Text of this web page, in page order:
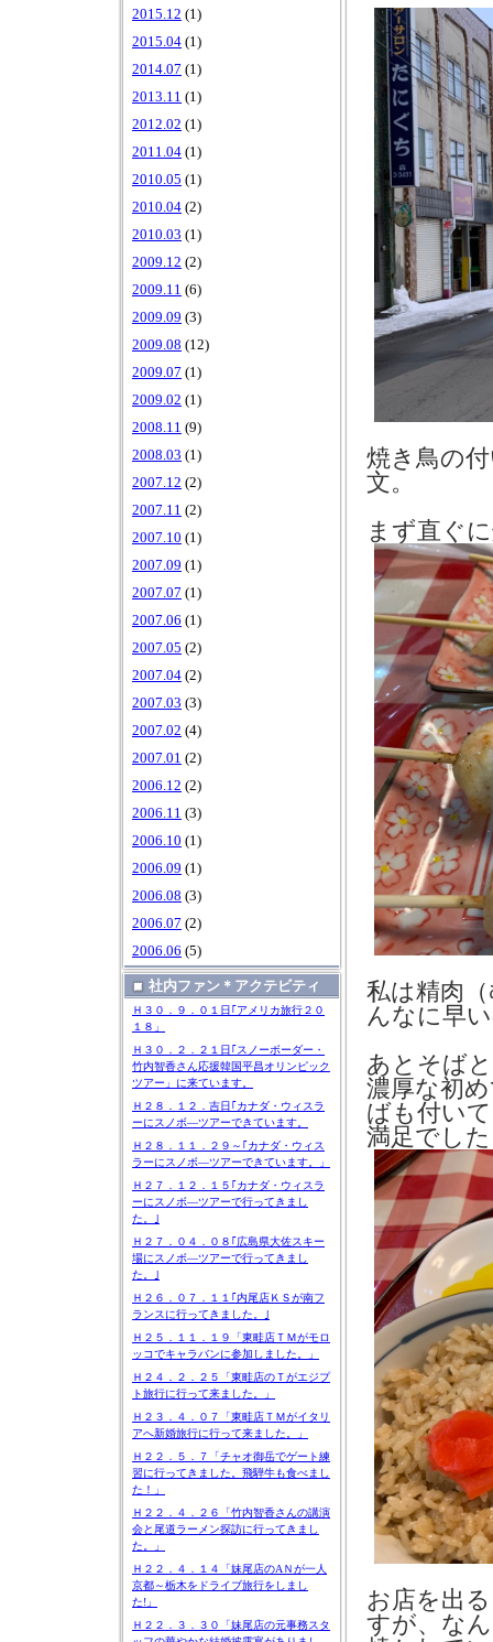
2015.12 (1)
2015.04 (1)
2014.07 (1)
2013.11 (1)
2012.02 (1)
2011.04 (1)
2010.05 (1)
2010.04 (2)
2010.03 (1)
2009.12 (2)
2009.11 (6)
2009.09 (3)
2009.08 (12)
2009.07 (1)
2009.02 (1)
2008.11 (9)
2008.03 (1)
2007.12 (2)
2007.11 (2)
2007.10 (1)
2007.09 (1)
2007.07 (1)
2007.06 (1)
2007.05 (2)
2007.04 (2)
2007.03 (3)
2007.02 (4)
2007.01 (2)
2006.12 (2)
2006.11 (3)
2006.10 (1)
2006.09 (1)
2006.08 (3)
2006.07 (2)
2006.06 (5)
社内ファン＊アクテビティ
Ｈ３０．９．０１日｢アメリカ旅行２０
１８」
Ｈ３０．２．２１日｢スノーボーダー・
竹内智香さん応援韓国平昌オリンピック
ツアー」に来ています。
Ｈ２８．１２．吉日｢カナダ・ウィスラ
ーにスノボ―ツアーできています。
Ｈ２８．１１．２９～｢カナダ・ウィス
ラーにスノボ―ツアーできています。」
Ｈ２７．１２．１５｢カナダ・ウィスラ
ーにスノボ―ツアーで行ってきまし
た。｣
Ｈ２７．０４．０８｢広島県大佐スキー
場にスノボ―ツアーで行ってきまし
た。｣
Ｈ２６．０７．１１｢内尾店ＫＳが南フ
ランスに行ってきました。｣
Ｈ２５．１１．１９「東畦店ＴＭがモロ
ッコでキャラバンに参加しました。」
Ｈ２４．２．２５「東畦店のＴがエジプ
ト旅行に行って来ました。」
Ｈ２３．４．０７「東畦店ＴＭがイタリ
アへ新婚旅行に行って来ました。」
Ｈ２２．５．７「チャオ御岳でゲート練
習に行ってきました。飛騨牛も食べまし
た！」
Ｈ２２．４．２６「竹内智香さんの講演
会と尾道ラーメン探訪に行ってきまし
た。」
Ｈ２２．４．１４「妹尾店のAＮが一人
京都～栃木をドライブ旅行をしまし
た!」
Ｈ２２．３．３０「妹尾店の元事務スタ
焼き鳥の
文。
まず直ぐ
私は精肉
んなに早
あとそば
濃厚な初
ばも付い
満足でし
お店を出
すが、な